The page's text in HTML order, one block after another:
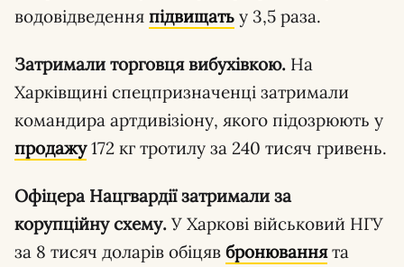
водовідведення підвищать у 3,5 раза.
Затримали торговця вибухівкою. На
Харківщині спецпризначенці затримали
командира артдивізіону, якого підозрюють у
продажу172 кг тротилу за 240 тисяч гривень.
Офіцера Нацгвардії затримали за
корупційну схему. У Харкові військовий НГУ
за 8 тисяч доларів обіцяв бронюваннята